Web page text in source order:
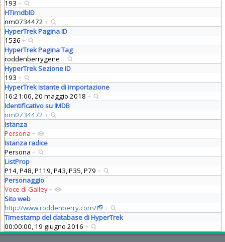
193 +
HTimdbID
nm0734472 +
HyperTrek Pagina ID
1536 +
HyperTrek Pagina Tag
roddenberrygene +
HyperTrek Sezione ID
193 +
HyperTrek istante di importazione
16:21:06, 20 maggio 2018 +
Identificativo su IMDB
nm0734472 +
Istanza
Persona +
Istanza radice
Persona +
ListProp
P14, P48, P119, P43, P35, P79 +
Personaggio
Voce di Galley+
Sito web
http://www.roddenberry.com/
+
Timestamp del database di HyperTrek
00:00:00, 19 giugno 2016 +